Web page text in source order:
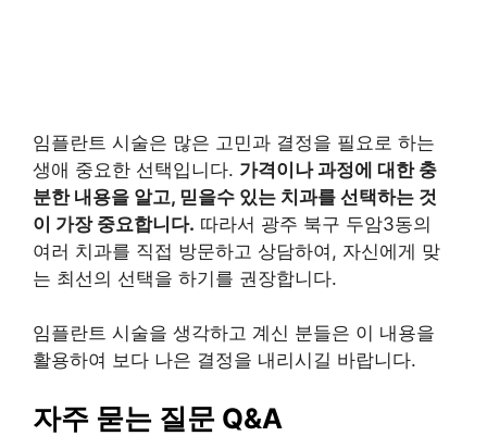
임플란트 시술은 많은 고민과 결정을 필요로 하는
생애 중요한 선택입니다. 가격이나 과정에 대한 충
분한 내용을 알고, 믿을수 있는 치과를 선택하는 것
이 가장 중요합니다. 따라서 광주 북구 두암3동의
여러 치과를 직접 방문하고 상담하여, 자신에게 맞
는 최선의 선택을 하기를 권장합니다.
임플란트 시술을 생각하고 계신 분들은 이 내용을
활용하여 보다 나은 결정을 내리시길 바랍니다.
자주 묻는 질문 Q&A